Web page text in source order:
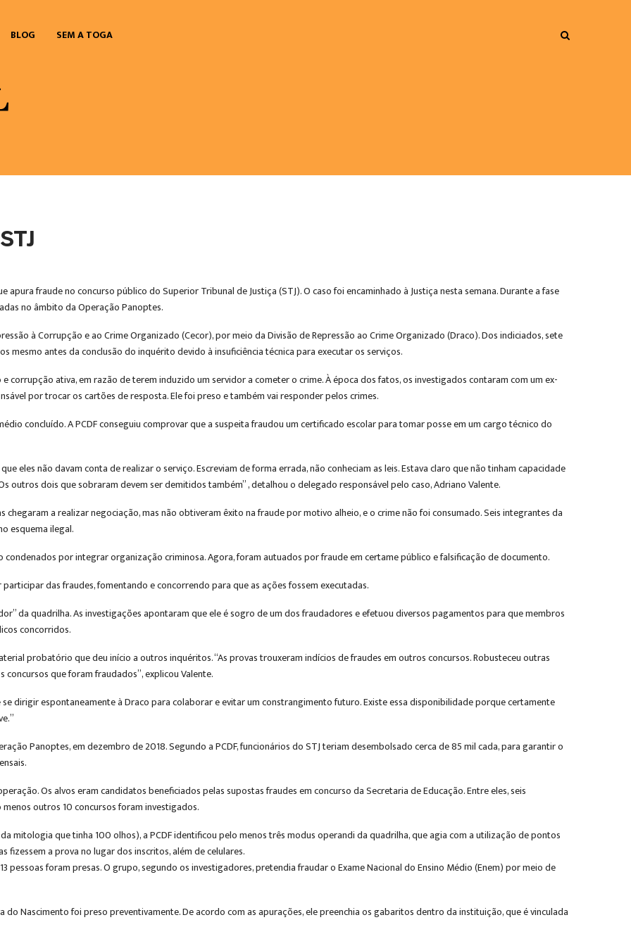
BLOG SEM A TOGA
apura fraude no concurso público do Superior Tribunal de Justiça (STJ). O caso foi encaminhado à Justiça nesta semana. Durante a fase
no âmbito da Operação Panoptes.
à Corrupção e ao Crime Organizado (Cecor), por meio da Divisão de Repressão ao Crime Organizado (Draco). Dos indiciados, sete
mesmo antes da conclusão do inquérito devido à insuficiência técnica para executar os serviços.
corrupção ativa, em razão de terem induzido um servidor a cometer o crime. À época dos fatos, os investigados contaram com um ex-
por trocar os cartões de resposta. Ele foi preso e também vai responder pelos crimes.
concluído. A PCDF conseguiu comprovar que a suspeita fraudou um certificado escolar para tomar posse em um cargo técnico do
eles não davam conta de realizar o serviço. Escreviam de forma errada, não conheciam as leis. Estava claro que não tinham capacidade
outros dois que sobraram devem ser demitidos também” , detalhou o delegado responsável pelo caso, Adriano Valente.
chegaram a realizar negociação, mas não obtiveram êxito na fraude por motivo alheio, e o crime não foi consumado. Seis integrantes da
esquema ilegal.
condenados por integrar organização criminosa. Agora, foram autuados por fraude em certame público e falsificação de documento.
das fraudes, fomentando e concorrendo para que as ações fossem executadas.
da quadrilha. As investigações apontaram que ele é sogro de um dos fraudadores e efetuou diversos pagamentos para que membros
concorridos.
probatório que deu início a outros inquéritos. “As provas trouxeram indícios de fraudes em outros concursos. Robusteceu outras
que foram fraudados”, explicou Valente.
dirigir espontaneamente à Draco para colaborar e evitar um constrangimento futuro. Existe essa disponibilidade porque certamente
Panoptes, em dezembro de 2018. Segundo a PCDF, funcionários do STJ teriam desembolsado cerca de 85 mil cada, para garantir o
Os alvos eram candidatos beneficiados pelas supostas fraudes em concurso da Secretaria de Educação. Entre eles, seis
outros 10 concursos foram investigados.
mitologia que tinha 100 olhos), a PCDF identificou pelo menos três modus operandi da quadrilha, que agia com a utilização de pontos
a prova no lugar dos inscritos, além de celulares.
pessoas foram presas. O grupo, segundo os investigadores, pretendia fraudar o Exame Nacional do Ensino Médio (Enem) por meio de
do Nascimento foi preso preventivamente. De acordo com as apurações, ele preenchia os gabaritos dentro da instituição, que é vinculada